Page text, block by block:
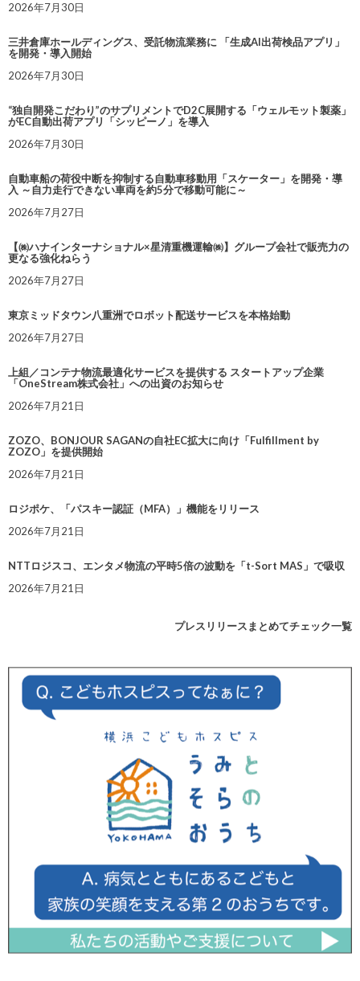
2026年7月30日
三井倉庫ホールディングス、受託物流業務に 「生成AI出荷検品アプリ」
を開発・導入開始
2026年7月30日
“独自開発こだわり”のサプリメントでD2C展開する「ウェルモット製薬」
がEC自動出荷アプリ「シッピーノ」を導入
2026年7月30日
自動車船の荷役中断を抑制する自動車移動用「スケーター」を開発・導
入 ～自力走行できない車両を約5分で移動可能に～
2026年7月27日
【㈱ハナインターナショナル×星清重機運輸㈱】グループ会社で販売力の
更なる強化ねらう
2026年7月27日
東京ミッドタウン八重洲でロボット配送サービスを本格始動
2026年7月27日
上組／コンテナ物流最適化サービスを提供する スタートアップ企業
「OneStream株式会社」への出資のお知らせ
2026年7月21日
ZOZO、BONJOUR SAGANの自社EC拡大に向け「Fulfillment by
ZOZO」を提供開始
2026年7月21日
ロジポケ、「パスキー認証（MFA）」機能をリリース
2026年7月21日
NTTロジスコ、エンタメ物流の平時5倍の波動を「t-Sort MAS」で吸収
2026年7月21日
プレスリリースまとめてチェック一覧